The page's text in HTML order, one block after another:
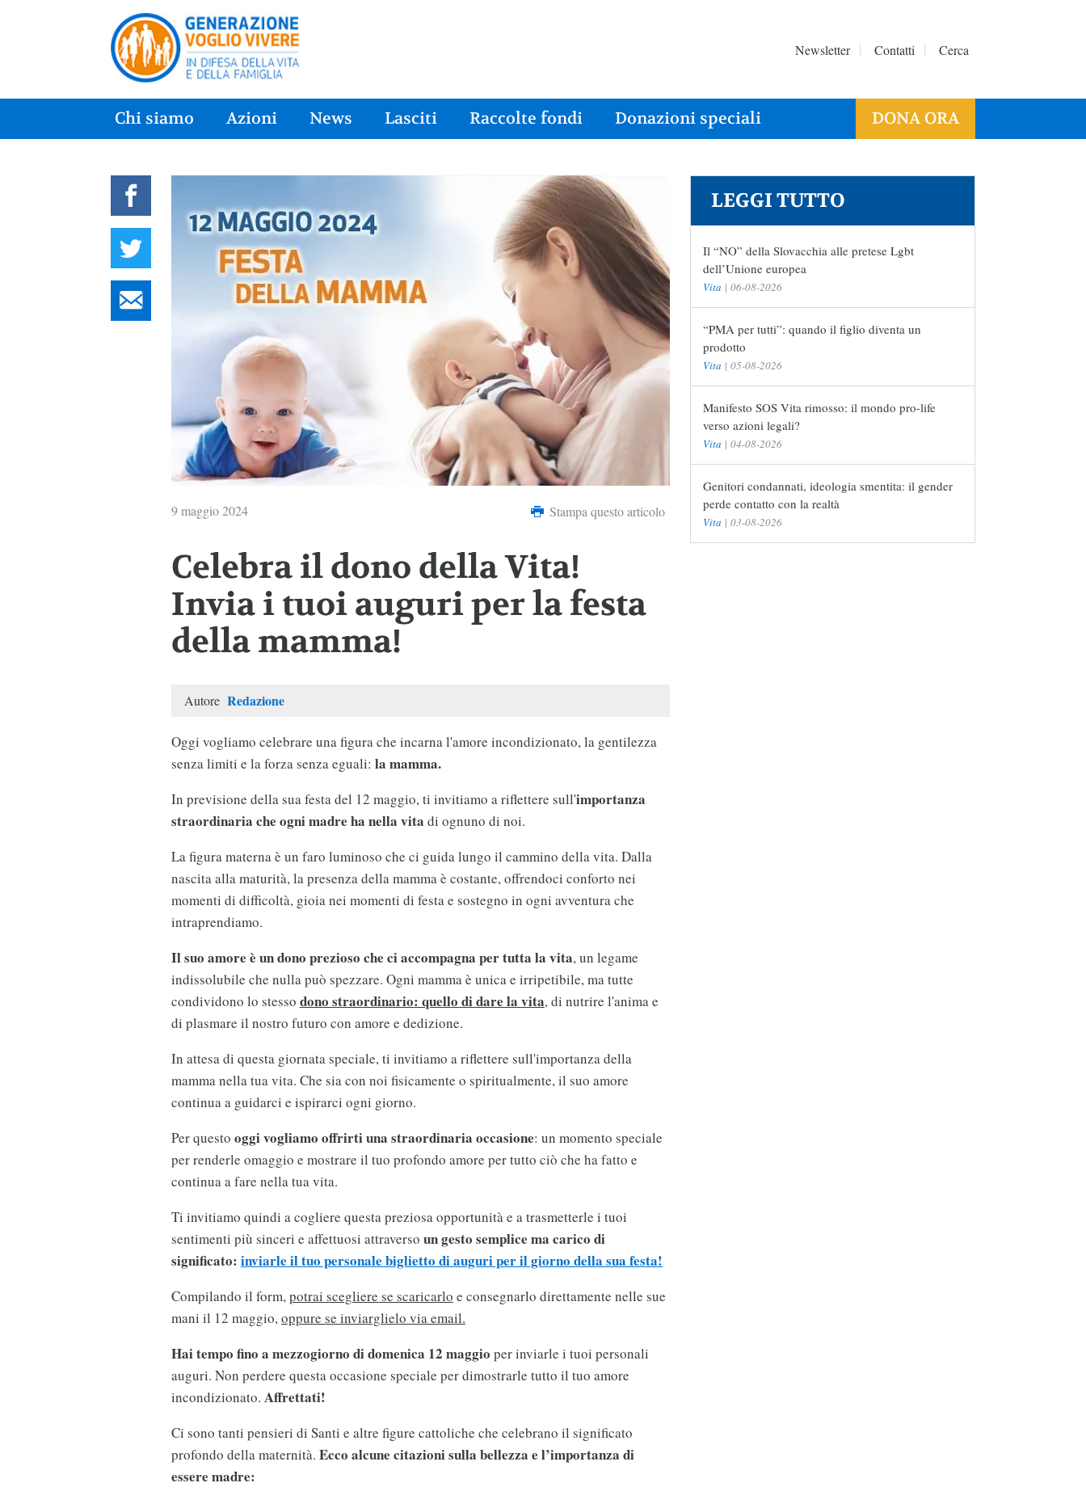
Newsletter Contatti Cerca
Chi siamo Azioni News Lasciti Raccolte fondi Donazioni speciali DONA ORA
9 maggio 2024 Stampa questo articolo
Celebra il dono della Vita!
Invia i tuoi auguri per la festa
della mamma!
Autore Redazione
Oggi vogliamo celebrare una figura che incarna l'amore incondizionato, la gentilezza
senza limiti e la forza senza eguali: la mamma.
In previsione della sua festa del 12 maggio, ti invitiamo a riflettere sull'importanza
straordinaria che ogni madre ha nella vita di ognuno di noi.
La figura materna è un faro luminoso che ci guida lungo il cammino della vita. Dalla
nascita alla maturità, la presenza della mamma è costante, offrendoci conforto nei
momenti di difficoltà, gioia nei momenti di festa e sostegno in ogni avventura che
intraprendiamo.
Il suo amore è un dono prezioso che ci accompagna per tutta la vita, un legame
indissolubile che nulla può spezzare. Ogni mamma è unica e irripetibile, ma tutte
condividono lo stesso dono straordinario: quello di dare la vita, di nutrire l'anima e
di plasmare il nostro futuro con amore e dedizione.
In attesa di questa giornata speciale, ti invitiamo a riflettere sull'importanza della
mamma nella tua vita. Che sia con noi fisicamente o spiritualmente, il suo amore
continua a guidarci e ispirarci ogni giorno.
Per questo oggi vogliamo offrirti una straordinaria occasione: un momento speciale
per renderle omaggio e mostrare il tuo profondo amore per tutto ciò che ha fatto e
continua a fare nella tua vita.
Ti invitiamo quindi a cogliere questa preziosa opportunità e a trasmetterle i tuoi
sentimenti più sinceri e affettuosi attraverso un gesto semplice ma carico di
significato: inviarle il tuo personale biglietto di auguri per il giorno della sua festa!
Compilando il form,potrai scegliere se scaricarlo e consegnarlo direttamente nelle sue
mani il 12 maggio,oppure se inviarglielo via email.
Hai tempo fino a mezzogiorno di domenica 12 maggio per inviarle i tuoi personali
auguri. Non perdere questa occasione speciale per dimostrarle tutto il tuo amore
incondizionato. Affrettati!
Ci sono tanti pensieri di Santi e altre figure cattoliche che celebrano il significato
profondo della maternità. Ecco alcune citazioni sulla bellezza e l’importanza di
essere madre:
LEGGI TUTTO
Il “NO” della Slovacchia alle pretese Lgbt
dell’Unione europea
Vita | 06-08-2026
“PMA per tutti”: quando il figlio diventa un
prodotto
Vita | 05-08-2026
Manifesto SOS Vita rimosso: il mondo pro-life
verso azioni legali?
Vita | 04-08-2026
Genitori condannati, ideologia smentita: il gender
perde contatto con la realtà
Vita | 03-08-2026